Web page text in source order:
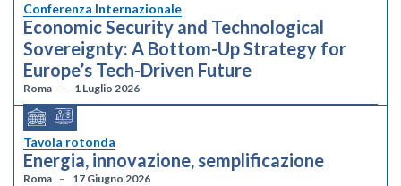
Conferenza Internazionale
Economic Security and Technological
Sovereignty: A Bottom-Up Strategy for
Europe’s Tech-Driven Future
Roma 1 Luglio 2026
Tavola rotonda
Energia, innovazione, semplificazione
Roma 17 Giugno 2026